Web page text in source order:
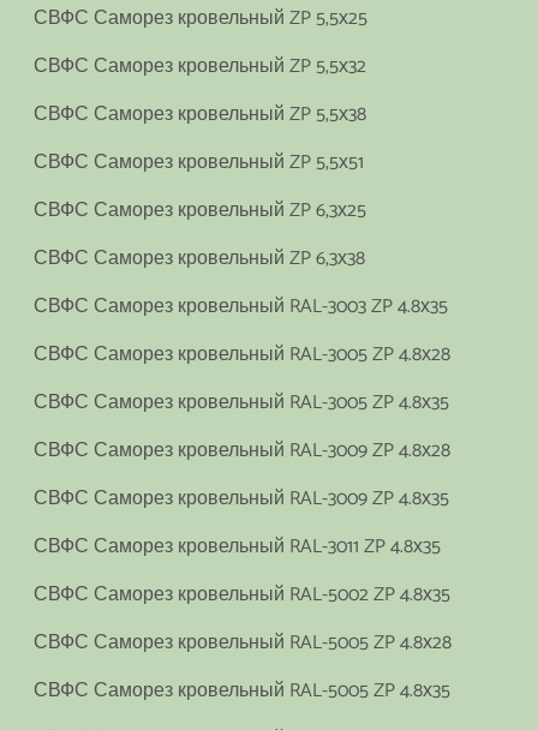
СВФС Саморез кровельный ZP 5,5х25
СВФС Саморез кровельный ZP 5,5х32
СВФС Саморез кровельный ZP 5,5х38
СВФС Саморез кровельный ZP 5,5х51
СВФС Саморез кровельный ZP 6,3х25
СВФС Саморез кровельный ZP 6,3х38
СВФС Саморез кровельный RAL-3003 ZP 4.8х35
СВФС Саморез кровельный RAL-3005 ZP 4.8х28
СВФС Саморез кровельный RAL-3005 ZP 4.8х35
СВФС Саморез кровельный RAL-3009 ZP 4.8х28
СВФС Саморез кровельный RAL-3009 ZP 4.8х35
СВФС Саморез кровельный RAL-3011 ZP 4.8х35
СВФС Саморез кровельный RAL-5002 ZP 4.8х35
СВФС Саморез кровельный RAL-5005 ZP 4.8х28
СВФС Саморез кровельный RAL-5005 ZP 4.8х35